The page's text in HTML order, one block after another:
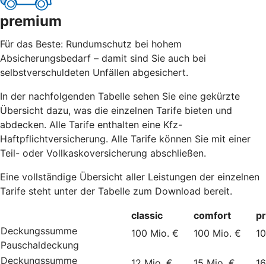
premium
Für das Beste: Rundumschutz bei hohem
Absicherungsbedarf – damit sind Sie auch bei
selbstverschuldeten Unfällen abgesichert.
In der nachfolgenden Tabelle sehen Sie eine gekürzte
Übersicht dazu, was die einzelnen Tarife bieten und
abdecken. Alle Tarife enthalten eine Kfz-
Haftpflichtversicherung. Alle Tarife können Sie mit einer
Teil- oder Vollkaskoversicherung abschließen.
Eine vollständige Übersicht aller Leistungen der einzelnen
Tarife steht unter der Tabelle zum Download bereit.
classic comfort
Deckungssumme
Pauschaldeckung
100 Mio. € 100 Mio. €
Deckungssumme